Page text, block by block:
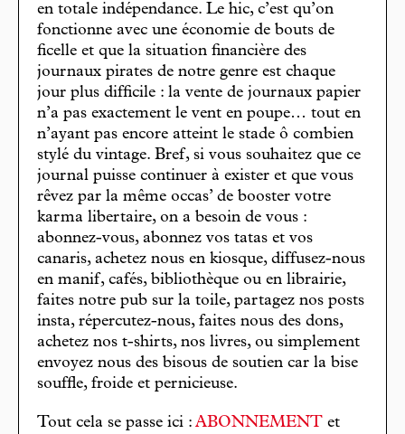
en totale indépendance. Le hic, c’est qu’on
fonctionne avec une économie de bouts de
ficelle et que la situation financière des
journaux pirates de notre genre est chaque
jour plus difficile : la vente de journaux papier
n’a pas exactement le vent en poupe… tout en
n’ayant pas encore atteint le stade ô combien
stylé du vintage. Bref, si vous souhaitez que ce
journal puisse continuer à exister et que vous
rêvez par la même occas’ de booster votre
karma libertaire, on a besoin de vous :
abonnez-vous, abonnez vos tatas et vos
canaris, achetez nous en kiosque, diffusez-nous
en manif, cafés, bibliothèque ou en librairie,
faites notre pub sur la toile, partagez nos posts
insta, répercutez-nous, faites nous des dons,
achetez nos t-shirts, nos livres, ou simplement
envoyez nous des bisous de soutien car la bise
souffle, froide et pernicieuse.
Tout cela se passe ici : ABONNEMENT et